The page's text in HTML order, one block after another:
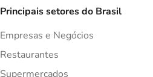
Principais setores do Brasil
Empresas e Negócios
Restaurantes
Supermercados